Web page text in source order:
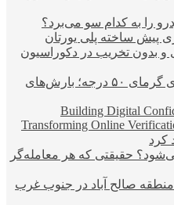
را به کدام سو می‌برد؟
پیش ساخته پلی یورتان
بدون تخریب در دکوراسیون
هشدار قرمز هواشناسی برای گرمای ۵۰ درجه؛ بارش‌های
Building Digital
Transforming Online
کرد
حقیقتی که هر معامله‌گر
صالح آباد در جنوب غرب